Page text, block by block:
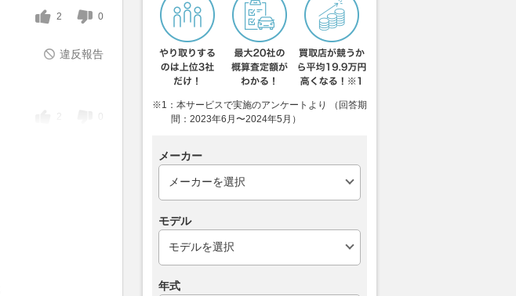
2 0
違反報告
※1：本サービスで実施のアンケートより （回答期
間：2023年6月〜2024年5月）
メーカー
モデル
年式